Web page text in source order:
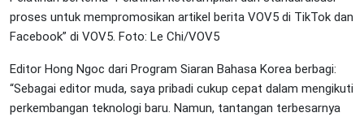
proses untuk mempromosikan artikel berita VOV5 di TikTok dan
Facebook” di VOV5. Foto: Le Chi/VOV5
Editor Hong Ngoc dari Program Siaran Bahasa Korea berbagi:
“Sebagai editor muda, saya pribadi cukup cepat dalam mengikuti
perkembangan teknologi baru. Namun, tantangan terbesarnya